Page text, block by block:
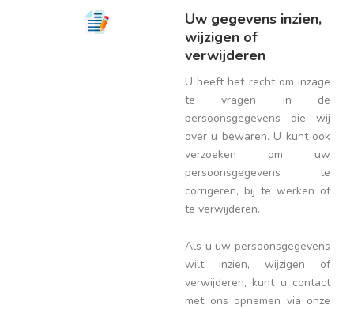
Uw gegevens inzien,
wijzigen of
verwijderen
U heeft het recht om inzage
te vragen in de
persoonsgegevens die wij
over u bewaren. U kunt ook
verzoeken om uw
persoonsgegevens te
corrigeren, bij te werken of
te verwijderen.
Als u uw persoonsgegevens
wilt inzien, wijzigen of
verwijderen, kunt u contact
met ons opnemen via onze